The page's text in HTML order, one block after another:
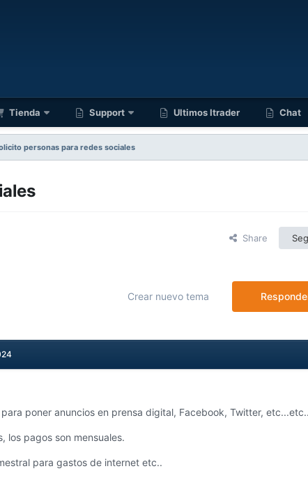
Tienda Support Ultimos Itrader Chat
personas para redes sociales
Share
Crear nuevo tema
poner anuncios en prensa digital, Facebook, Twitter,
los pagos son mensuales.
para gastos de internet etc..